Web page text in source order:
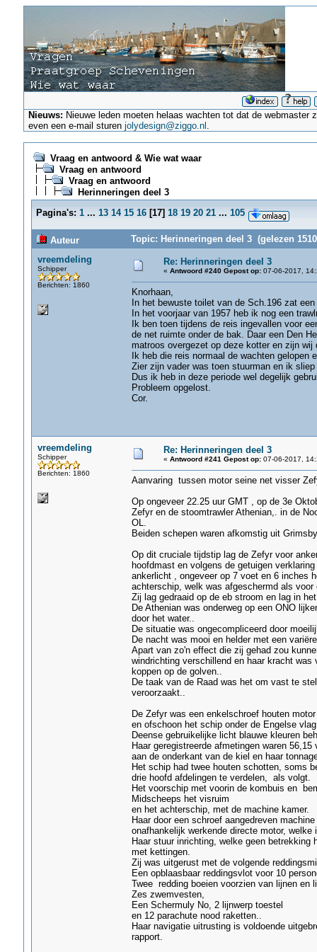
Nieuws: Nieuwe leden moeten helaas wachten tot dat de
even een e-mail sturenjolydesign@ziggo.nl .
Vraag en antwoord & Wie wat waar
Vraag en antwoord
Vraag en antwoord
Herinneringen deel 3
Pagina's: 1 ... 13 14 15 16[17] 18 19 20 21 ... 105
Auteur
Topic: Herinneringen deel 3 (gelezen
vreemdeling
Schipper
Berichten: 1860
Re: Herinneringen deel 3
« Antwoord #240 Gepost op:07-06-2017,
Knorhaan,
In het bewuste toilet van de Sch.196 zat
In het voorjaar van 1957 heb ik nog een
Ik ben toen tijdens de reis ingevallen voor
de net ruimte onder de bak. Daar een Den
matroos overgezet op deze kotter en zijn wij
Ik heb die reis normaal de wachten gelopen
Zier zijn vader was toen stuurman en ik
Dus ik heb in deze periode wel degelijk
Probleem opgelost.
Cor.
vreemdeling
Schipper
Berichten: 1860
Re: Herinneringen deel 3
« Antwoord #241 Gepost op:07-06-2017,
Aanvaring tussen motor seine net visser
Op ongeveer 22.25 uur GMT , op de 3e
Zefyr en de stoomtrawler Athenian,. in de
OL.
Beiden schepen waren afkomstig uit
Op dit cruciale tijdstip lag de Zefyr voor
hoofdmast en volgens de getuigen
ankerlicht , ongeveer op 7 voet en 6 inches
achterschip, welk was afgeschermd als
Zij lag gedraaid op de eb stroom en lag in
De Athenian was onderweg op een ONO
door het water..
De situatie was ongecompliceerd door
De nacht was mooi en helder met een
Apart van zo'n effect die zij gehad zou
windrichting verschillend en haar kracht was
koppen op de golven..
De taak van de Raad was het om vast te
veroorzaakt..
De Zefyr was een enkelschroef houten
en ofschoon het schip onder de Engelse
Deense gebruikelijke licht blauwe kleuren
Haar geregistreerde afmetingen waren
aan de onderkant van de kiel en haar
Het schip had twee houten schotten, soms
drie hoofd afdelingen te verdelen, als volgt.
Het voorschip met voorin de kombuis en
Midscheeps het visruim
en het achterschip, met de machine kamer.
Haar door een schroef aangedreven
onafhankelijk werkende directe motor, welke
Haar stuur inrichting, welke geen
met kettingen.
Zij was uitgerust met de volgende
Een opblaasbaar reddingsvlot voor 10
Twee redding boeien voorzien van lijnen en
Zes zwemvesten,
Een Schermuly No, 2 lijnwerp toestel
en 12 parachute nood raketten..
Haar navigatie uitrusting is voldoende
rapport.